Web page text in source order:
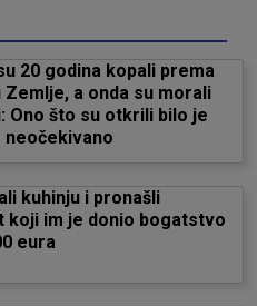
20 godina kopali prema
a onda su morali
Ono što su otkrili bilo je
neočekivano
kuhinju i pronašli
koji im je donio bogatstvo
eura